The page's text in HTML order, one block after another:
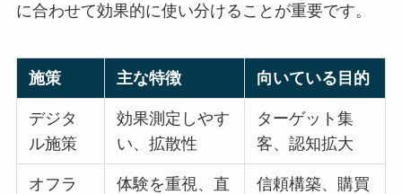
に合わせて効果的に使い分けることが重要です。
施策 主な特徴 向いている目的
デジタ
ル施策
効果測定しやす
い、拡散性
ターゲット集
客、認知拡大
オフラ
体験を重視、直
信頼構築、購買